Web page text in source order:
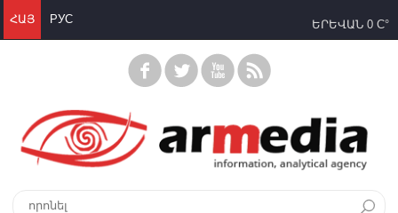
ՀԱՅ РУС ԵՐԵՎԱՆ 0 C°